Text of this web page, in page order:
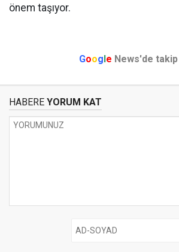
önem taşıyor.
Google News'de
HABERE YORUM KAT